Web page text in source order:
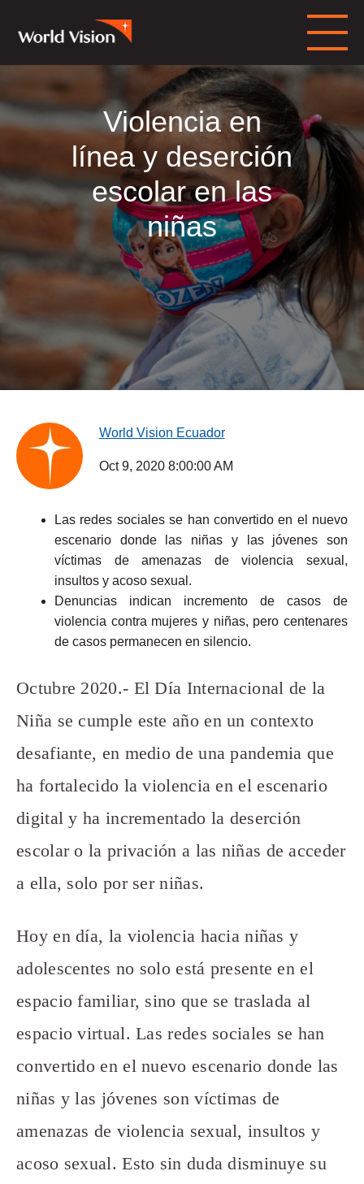
Violencia en
línea y deserción
escolar en las
niñas
World Vision Ecuador
Oct 9, 2020 8:00:00 AM
Las redes sociales se han convertido en el nuevo
escenario donde las niñas y las jóvenes son
víctimas de amenazas de violencia sexual,
insultos y acoso sexual.
Denuncias indican incremento de casos de
violencia contra mujeres y niñas, pero centenares
de casos permanecen en silencio.
Octubre 2020.- El Día Internacional de la
Niña se cumple este año en un contexto
desafiante, en medio de una pandemia que
ha fortalecido la violencia en el escenario
digital y ha incrementado la deserción
escolar o la privación a las niñas de acceder
a ella, solo por ser niñas.
Hoy en día, la violencia hacia niñas y
adolescentes no solo está presente en el
espacio familiar, sino que se traslada al
espacio virtual. Las redes sociales se han
convertido en el nuevo escenario donde las
niñas y las jóvenes son víctimas de
amenazas de violencia sexual, insultos y
acoso sexual. Esto sin duda disminuye su